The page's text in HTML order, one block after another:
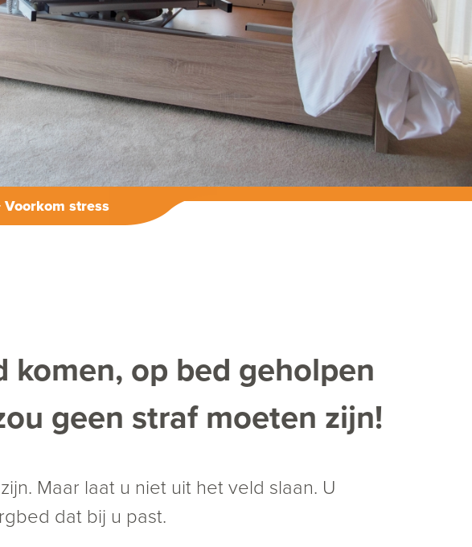
Voorkom stress
komen, op bed geholpen
geen straf moeten zijn!
Maar laat u niet uit het veld slaan. U
dat bij u past.